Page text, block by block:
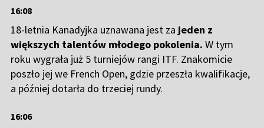
16:08
18-letnia Kanadyjka uznawana jest za jeden z
większych talentów młodego pokolenia. W tym
roku wygrała już 5 turniejów rangi ITF. Znakomicie
poszło jej we French Open, gdzie przeszła kwalifikacje,
a później dotarła do trzeciej rundy.
16:06